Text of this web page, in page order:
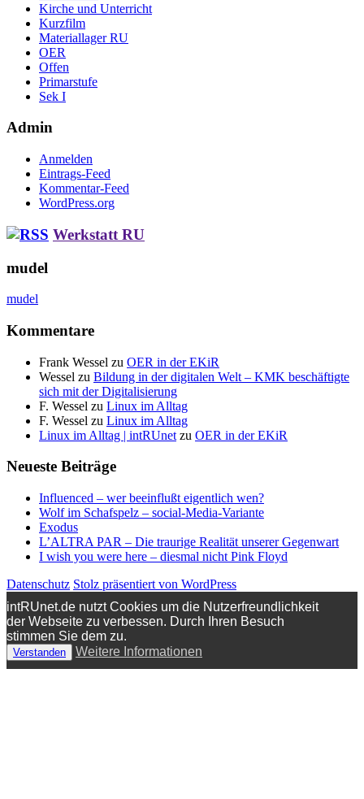
Kirche und Unterricht
Kurzfilm
Materiallager RU
OER
Offen
Primarstufe
Sek I
Admin
Anmelden
Eintrags-Feed
Kommentar-Feed
WordPress.org
Werkstatt RU
mudel
mudel
Kommentare
Frank Wessel zu OER in der EKiR
Wessel zu Bildung in der digitalen Welt – KMK beschäftigte
sich mit der Digitalisierung
F. Wessel zu Linux im Alltag
F. Wessel zu Linux im Alltag
Linux im Alltag | intRUnet zu OER in der EKiR
Neueste Beiträge
Influenced – wer beeinflußt eigentlich wen?
Wolf im Schafspelz – social-Media-Variante
Exodus
L’ALTRA PAR – Die traurige Realität unserer Gegenwart
I wish you were here – diesmal nicht Pink Floyd
Datenschutz Stolz präsentiert von WordPress
intRUnet.de nutzt Cookies um die Nutzerfreundlichkeit
der Webseite zu verbessen. Durch Ihren Besuch
stimmen Sie dem zu.
Verstanden Weitere Informationen